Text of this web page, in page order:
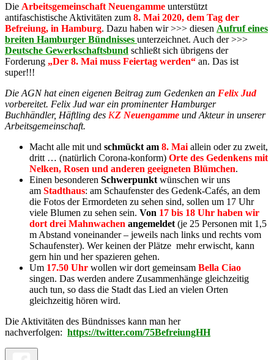
Die Arbeitsgemeinschaft Neuengamme unterstützt
antifaschistische Aktivitäten zum 8. Mai 2020, dem Tag der
Befreiung, in Hamburg. Dazu haben wir >>> diesen Aufruf eines
breiten Hamburger Bündnisses unterzeichnet. Auch der >>>
Deutsche Gewerkschaftsbund schließt sich übrigens der
Forderung „Der 8. Mai muss Feiertag werden“ an. Das ist
super!!!
Die AGN hat einen eigenen Beitrag zum Gedenken an Felix Jud
vorbereitet. Felix Jud war ein prominenter Hamburger
Buchhändler, Häftling des KZ Neuengamme und Akteur in unserer
Arbeitsgemeinschaft.
Macht alle mit und schmückt am 8. Mai allein oder zu zweit,
dritt … (natürlich Corona-konform) Orte des Gedenkens mit
Nelken, Rosen und anderen geeigneten Blümchen.
Einen besonderen Schwerpunkt wünschen wir uns
am Stadthaus: am Schaufenster des Gedenk-Cafés, an dem
die Fotos der Ermordeten zu sehen sind, sollen um 17 Uhr
viele Blumen zu sehen sein. Von 17 bis 18 Uhr haben wir
dort drei Mahnwachen angemeldet (je 25 Personen mit 1,5
m Abstand voneinander – jeweils nach links und rechts vom
Schaufenster). Wer keinen der Plätze mehr erwischt, kann
gern hin und her spazieren gehen.
Um 17.50 Uhr wollen wir dort gemeinsam Bella Ciao
singen. Das werden andere Zusammenhänge gleichzeitig
auch tun, so dass die Stadt das Lied an vielen Orten
gleichzeitig hören wird.
Die Aktivitäten des Bündnisses kann man her
nachverfolgen: https://twitter.com/75BefreiungHH